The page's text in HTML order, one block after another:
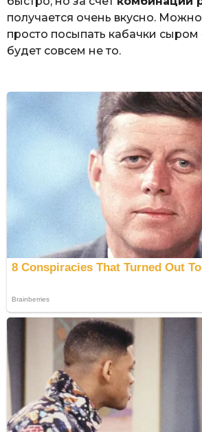
получается очень вкусно.
просто посыпать кабачки сыром
будет совсем не то.